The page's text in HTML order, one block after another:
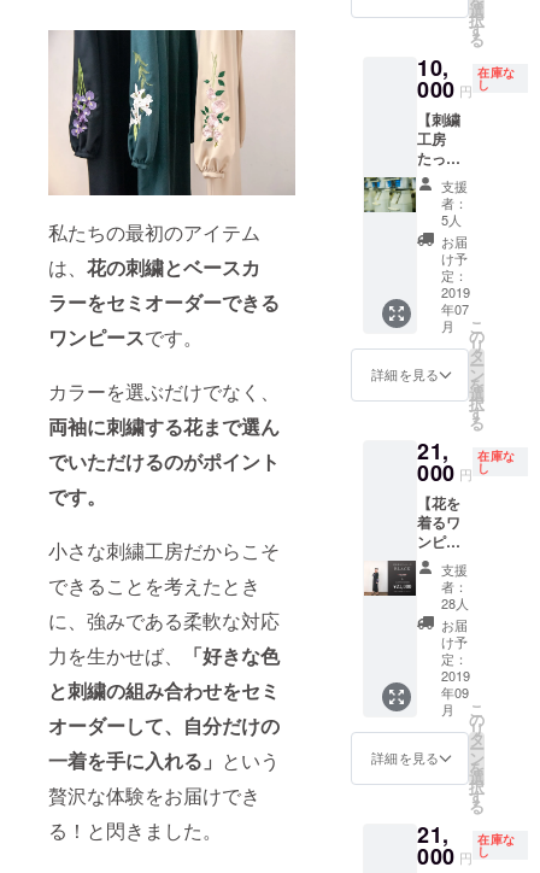
私たちの最初のアイテム
は、 花の刺繍とベースカ
ラーをセミオーダーできる
ワンピースです。
カラーを選ぶだけでなく、
両袖に刺繍する花まで選ん
でいただけるのがポイント
です。
小さな刺繍工房だからこそ
できることを考えたとき
に、強みである柔軟な対応
力を生かせば、
「好きな色
と刺繍の組み合わせをセミ
オーダーして、自分だけの
一着を手に入れる」 という
贅沢な体験をお届けでき
る！と閃きました。
までに
真のイ
メージ
画像を
送って
くださ
い。 ・
刺繍に
する写
真に関
して、
ご質問
などあ
れば
メッ
セージ
問い合
わせく
い。 ・
お届け
は8月中
旬を予
定して
おりま
す。
際の色
少異な
ること
があり
ますの
で予め
ご了承
くださ
い。 ※
受注生
産のた
め、花
やサイ
ズの変
更は承
ること
ませ
ん。お
ようご
注文く
ださい
ませ。
※サイズ
表はプ
ロジェ
クト本
文に記
載して
おりま
すが、
ご質問
などあ
れば
セージ
にてお
わせく
ださ
い。
S丈 着
丈
118cm
（ノー
マル
丈。〜
155cm
の方は
こちら
がおす
すめ）
・L丈
着丈
128cm
（ロン
長めに
着たい
は9月中
旬ごろ
を予定
してお
りま
す。 ※
画像は
イメー
ジで
す。実
際の色
味や仕
様と多
少異な
ること
ますの
で予め
い。 ※
受注生
ど、
コー
ヒーを
飲みな
がら
ゆっく
りお話
して見
たい方
や、
コー
ヒー好
きの方
におす
すめ。
※交通
費/宿泊
きま
す。 ※
お食事
代はプ
ロジェ
クト
オー
ナーが
全額負
担しま
すので
必要あ
りませ
ん。 時
間は14
時でご
都合に
公共の
場所で
ゆっく
り甘い
食べな
がらお
話しま
しょ
う。 岐
阜市内
でおす
すめの
スイー
ツおご
りま
す。 ブ
ランド
の立ち
上げや
アトツ
ギの
ど、甘
いもの
を食べ
ながら
ゆっく
りお話
して見
たい方
や、甘
いもの
好きの
方にお
すす
め。 ※
交通費/
宿泊費
は別途
※お食事
代はプ
選
択
す
る
10,
000 円
在庫な
し
【刺繍
工房
たっぷ
り見学
コー
ス】 実
際に花
の刺繍
をして
いると
ころを
見たい
方や、
アパレ
ルの刺
繍工房
しのデ
ザイ
ナーに
おすす
め。刺
繍職人
が刺繍
につい
てたっ
ぷり語
りま
す。 刺
繍タオ
ルのお
土産つ
き。
【日
13:30
〜
支援
者：
5人
お届
け予
定：
2019
年07
月
詳細を見る
こ
の
リ
タ
ー
ン
を
選
択
す
る
21,
000 円
在庫な
し
【花を
着るワ
ンピー
ス#01
BLACK
】 クラ
ウド
ファン
ディン
グ特別
価格に
てお届
けしま
す。 ①
袖に咲
かせる
ワン
ピース
支援
者：
28人
お届
け予
定：
2019
年09
月
詳細を見る
こ
の
リ
タ
ー
ン
を
選
択
す
る
21,
000 円
在庫な
し